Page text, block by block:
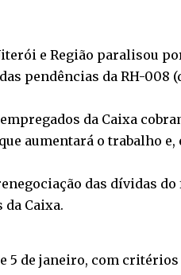
e Região paralisou
pendências da RH-008
da Caixa
aumentará o trabalho e,
das dívidas
Caixa.
5 de janeiro, com